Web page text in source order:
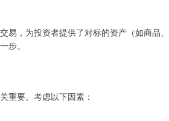
易，为投资者提供了对标的资产（如商品
步。
重要。考虑以下因素：